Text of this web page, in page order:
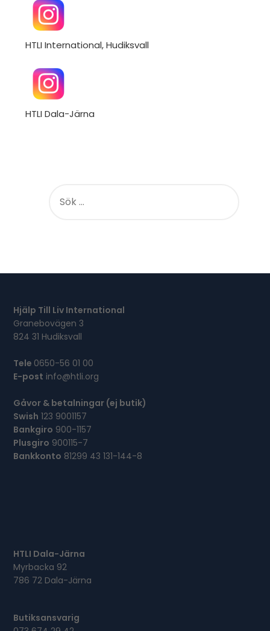
HTLI International, Hudiksvall
HTLI Dala-Järna
E
Hjälp Till Liv International
Granebovägen 3
824 31 Hudiksvall
Tele 0650-56 01 00
E-post info@htli.org
Gåvor & betalningar (ej butik)
Swish 123 9001157
Bankgiro 900-1157
Plusgiro 900115-7
Bankkonto 81299 43 131-144-8
HTLI Dala-Järna
Myrbacka 92
786 72 Dala-Järna
Butiksansvarig